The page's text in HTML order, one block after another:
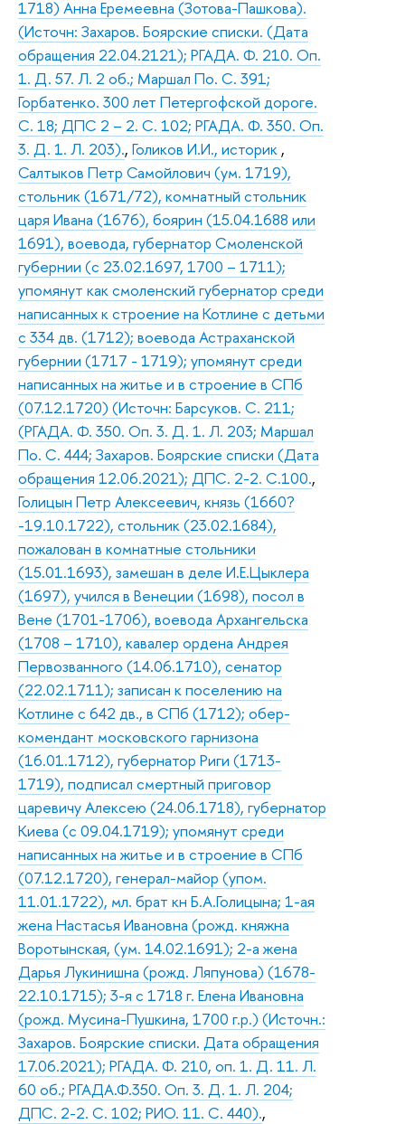
1718) Анна Еремеевна (Зотова-Пашкова).
(Источн: Захаров. Боярские списки. (Дата
обращения 22.04.2121); РГАДА. Ф. 210. Оп.
1. Д. 57. Л. 2 об.; Маршал По. С. 391;
Горбатенко. 300 лет Петергофской дороге.
С. 18; ДПС 2 – 2. С. 102; РГАДА. Ф. 350. Оп.
3. Д. 1. Л. 203)., Голиков И.И., историк ,
Салтыков Петр Самойлович (ум. 1719),
стольник (1671/72), комнатный стольник
царя Ивана (1676), боярин (15.04.1688 или
1691), воевода, губернатор Смоленской
губернии (с 23.02.1697, 1700 – 1711);
упомянут как смоленский губернатор среди
написанных к строение на Котлине с детьми
с 334 дв. (1712); воевода Астраханской
губернии (1717 - 1719); упомянут среди
написанных на житье и в строение в СПб
(07.12.1720) (Источн: Барсуков. С. 211;
(РГАДА. Ф. 350. Оп. 3. Д. 1. Л. 203; Маршал
По. С. 444; Захаров. Боярские списки (Дата
обращения 12.06.2021); ДПС. 2-2. С.100.,
Голицын Петр Алексеевич, князь (1660?
-19.10.1722), стольник (23.02.1684),
пожалован в комнатные стольники
(15.01.1693), замешан в деле И.Е.Цыклера
(1697), учился в Венеции (1698), посол в
Вене (1701-1706), воевода Архангельска
(1708 – 1710), кавалер ордена Андрея
Первозванного (14.06.1710), сенатор
(22.02.1711); записан к поселению на
Котлине с 642 дв., в СПб (1712); обер-
комендант московского гарнизона
(16.01.1712), губернатор Риги (1713-
1719), подписал смертный приговор
царевичу Алексею (24.06.1718), губернатор
Киева (с 09.04.1719); упомянут среди
написанных на житье и в строение в СПб
(07.12.1720), генерал-майор (упом.
11.01.1722), мл. брат кн Б.А.Голицына; 1-ая
жена Настасья Ивановна (рожд. княжна
Воротынская, (ум. 14.02.1691); 2-а жена
Дарья Лукинишна (рожд. Ляпунова) (1678-
22.10.1715); 3-я с 1718 г. Елена Ивановна
(рожд. Мусина-Пушкина, 1700 г.р.) (Источн.:
Захаров. Боярские списки. Дата обращения
17.06.2021); РГАДА. Ф. 210, оп. 1. Д. 11. Л.
60 об.; РГАДА.Ф.350. Оп. 3. Д. 1. Л. 204;
ДПС. 2-2. С. 102; РИО. 11. С. 440).,